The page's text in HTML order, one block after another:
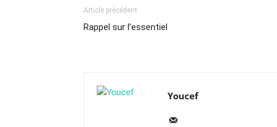
Article précédent
Rappel sur l’essentiel
Youcef